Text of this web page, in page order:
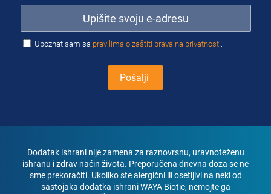
Upoznat sam sa pravilima o zaštiti prava na privatnost
Dodatak ishrani nije zamena za raznovrsnu, uravnoteženu
ishranu i zdrav naćin života. Preporučena dnevna doza se ne
sme prekoračiti. Ukoliko ste alergični ili osetljivi na neki od
sastojaka dodatka ishrani WAYA Biotic, nemojte ga